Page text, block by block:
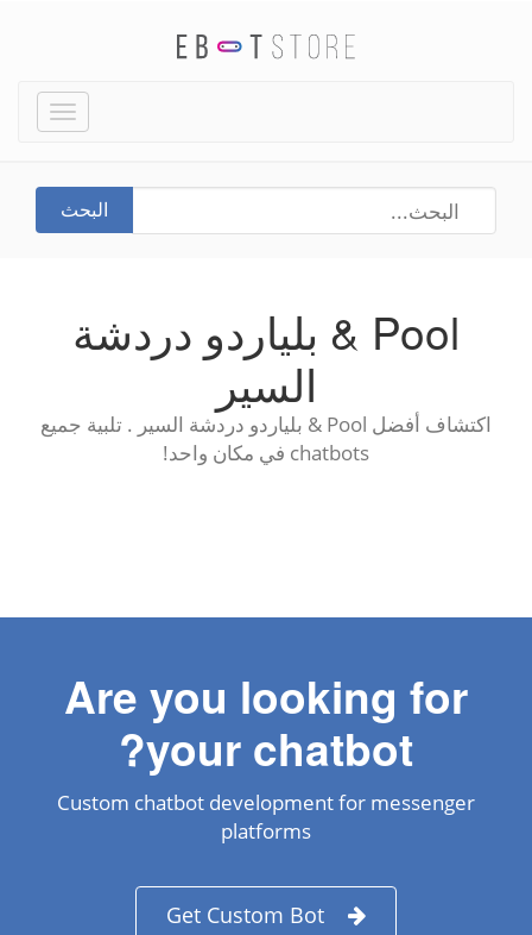
Toggle
البحث
Pool & بلياردو دردشة
السير
اكتشاف أفضل Pool & بلياردو دردشة السير . تلبية جميع
chatbots في مكان واحد!
Are you looking for
your chatbot?
Custom chatbot development for messenger
platforms
Get Custom Bot